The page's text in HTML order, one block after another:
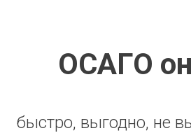
ОСАГО
быстро, выгодно, не